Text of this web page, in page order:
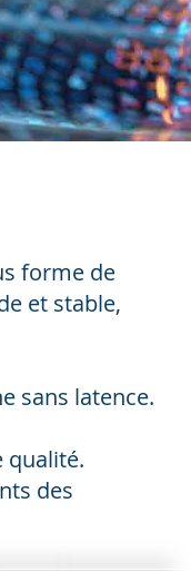
forme de
et stable,
sans latence.
qualité.
des